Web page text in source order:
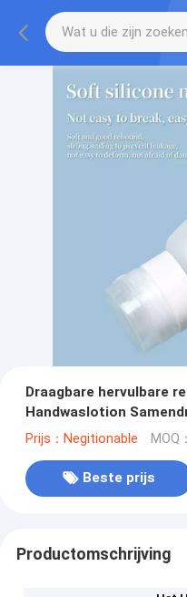
Draagbare hervulbare
Handwaslotion
met klepdop
Prijs：Negitionable MOQ
Beste prijs
Productomschrijving